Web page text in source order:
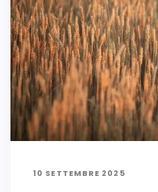
10 SETTEMBRE 2025